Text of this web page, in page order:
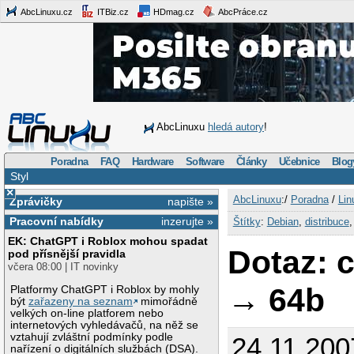
AbcLinuxu.cz ITBiz.cz HDmag.cz AbcPráce.cz
AbcLinuxu hledá autory!
Poradna FAQ Hardware Software Články Učebnice
Styl
×
napište »
Zprávičky
inzerujte »
Pracovní nabídky
EK: ChatGPT i Roblox mohou spadat
pod přísnější pravidla
včera 08:00 | IT novinky
Platformy ChatGPT i Roblox by mohly
býtzařazeny na seznam
mimořádně
velkých on-line platforem nebo
internetových vyhledávačů, na něž se
vztahují zvláštní podmínky podle
nařízení o digitálních službách (DSA).
AbcLinuxu:/ Poradna/
Štítky: Debian, distribuce
Dotaz:
→ 64b